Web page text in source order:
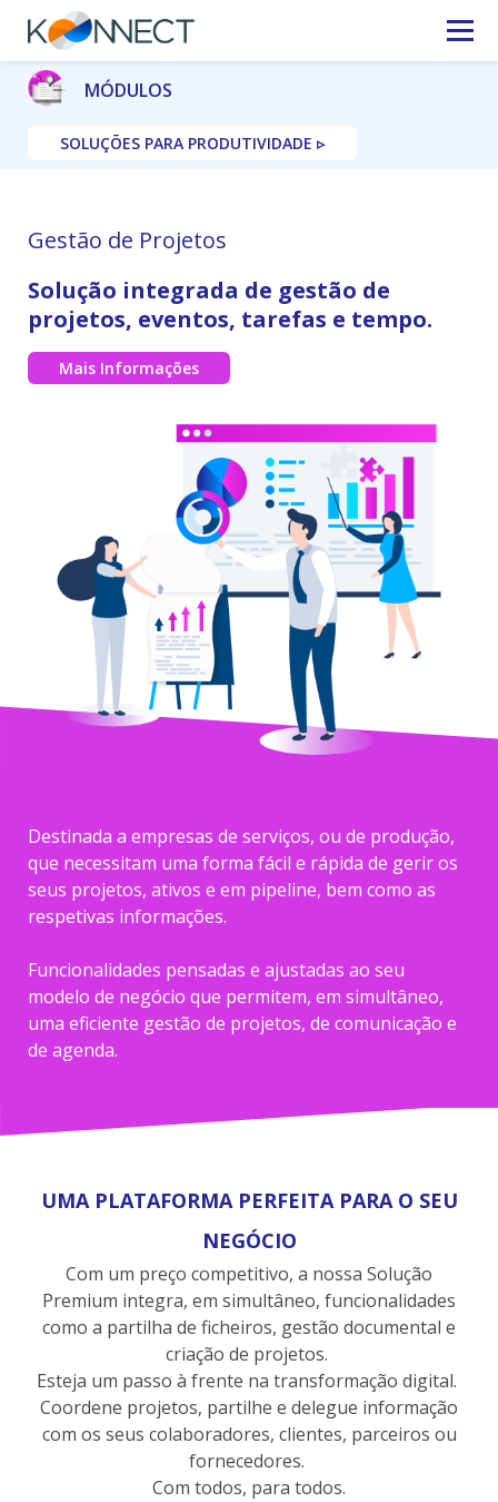
MÓDULOS
SOLUÇÕES PARA PRODUTIVIDADE ▹
Gestão de Projetos
Solução integrada de gestão de
projetos, eventos, tarefas e tempo.
Mais Informações
Destinada a empresas de serviços, ou de produção,
que necessitam uma forma fácil e rápida de gerir os
seus projetos, ativos e em pipeline, bem como as
respetivas informações.
Funcionalidades pensadas e ajustadas ao seu
modelo de negócio que permitem, em simultâneo,
uma eficiente gestão de projetos, de comunicação e
de agenda.
UMA PLATAFORMA PERFEITA PARA O SEU
NEGÓCIO
Com um preço competitivo, a nossa Solução
Premium integra, em simultâneo, funcionalidades
como a partilha de ficheiros, gestão documental e
criação de projetos.
Esteja um passo à frente na transformação digital.
Coordene projetos, partilhe e delegue informação
com os seus colaboradores, clientes, parceiros ou
fornecedores.
Com todos, para todos.